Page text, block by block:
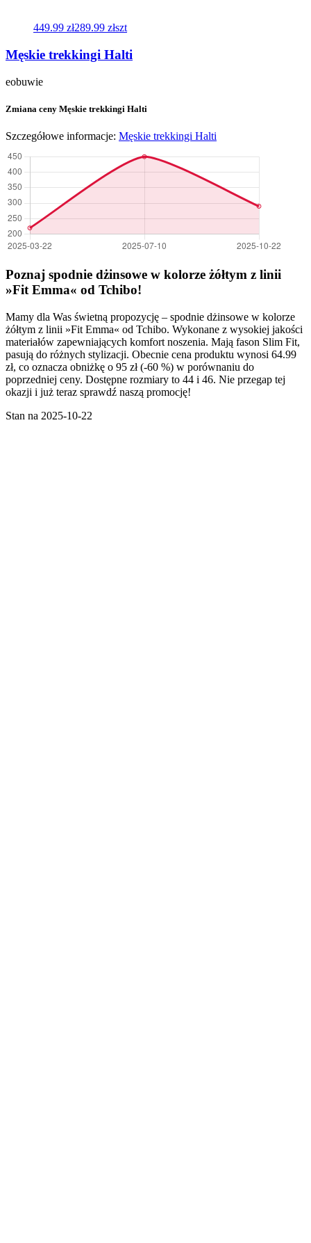
449.99 zł289.99 złszt
Męskie trekkingi Halti
eobuwie
Zmiana ceny Męskie trekkingi Halti
Szczegółowe informacje: Męskie trekkingi Halti
Poznaj spodnie dżinsowe w kolorze żółtym z linii
»Fit Emma« od Tchibo!
Mamy dla Was świetną propozycję – spodnie dżinsowe w kolorze
żółtym z linii »Fit Emma« od Tchibo. Wykonane z wysokiej jakości
materiałów zapewniających komfort noszenia. Mają fason Slim Fit,
pasują do różnych stylizacji. Obecnie cena produktu wynosi 64.99
zł, co oznacza obniżkę o 95 zł (-60 %) w porównaniu do
poprzedniej ceny. Dostępne rozmiary to 44 i 46. Nie przegap tej
okazji i już teraz sprawdź naszą promocję!
Stan na 2025-10-22